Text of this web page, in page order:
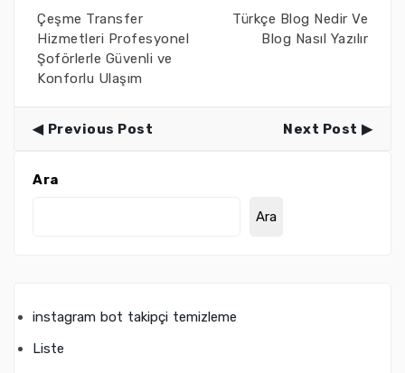
Çeşme Transfer
Hizmetleri Profesyonel
Şoförlerle Güvenli ve
Konforlu Ulaşım
Türkçe Blog Nedir Ve
Blog Nasıl Yazılır
Previous Post Next Post
Ara
Ara
instagram bot takipçi temizleme
Liste